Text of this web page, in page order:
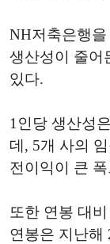
NH저축은행
생산성이 줄어
있다.
1인당 생산성
데, 5개 사의
전이익이 큰
또한 연봉 대
연봉은 지난해